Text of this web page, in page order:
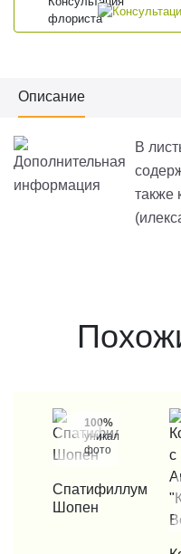
Описание
В
также
(
100%
уникальные
фото
КУПИТЬ В 1 КЛИК
Спатифиллум
Шопен